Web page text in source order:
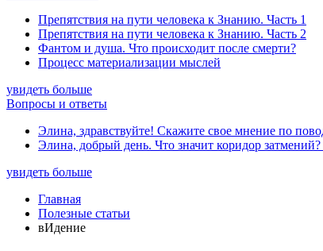
Препятствия на пути человека к Знанию. Часть 1
Препятствия на пути человека к Знанию. Часть 2
Фантом и душа. Что происходит после смерти?
Процесс материализации мыслей
увидеть больше
Вопросы и ответы
Элина, здравствуйте! Скажите свое мнение по
Элина, добрый день. Что значит коридор затмений?
увидеть больше
Главная
Полезные статьи
вИдение